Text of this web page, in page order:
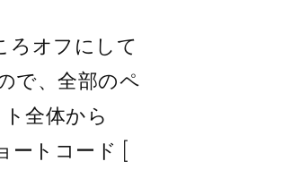
ろオフにして
で、全部のペ
全体から
ートコード [